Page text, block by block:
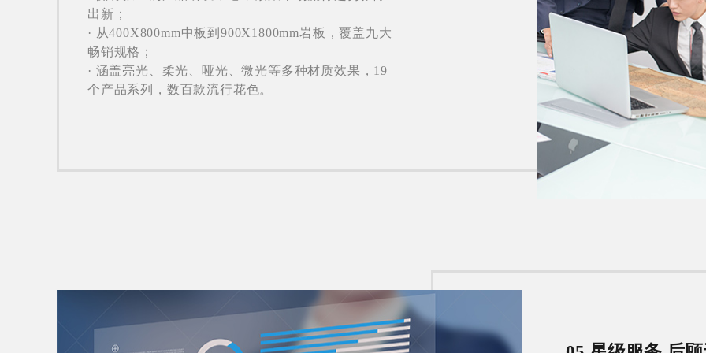
出新；
· 从400X800mm中板到900X1800mm岩板，覆盖九大
畅销规格；
· 涵盖亮光、柔光、哑光、微光等多种材质效果，19
个产品系列，数百款流行花色。